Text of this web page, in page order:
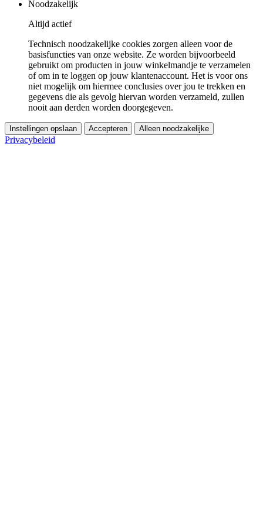
Noodzakelijk
Altijd actief
Technisch noodzakelijke cookies zorgen alleen voor de
basisfuncties van onze website. Ze worden bijvoorbeeld
gebruikt om producten in jouw winkelmandje te verzamelen
of om in te loggen op jouw klantenaccount. Het is voor ons
niet mogelijk om hiermee conclusies over jou te trekken en
gegevens die als gevolg hiervan worden verzameld, zullen
nooit aan derden worden doorgegeven.
Instellingen opslaan Accepteren Alleen noodzakelijke
Privacybeleid